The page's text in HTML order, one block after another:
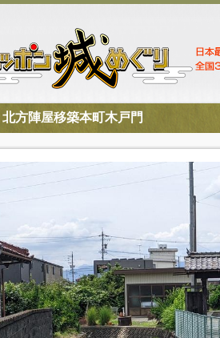
北方陣屋移築本町木戸門